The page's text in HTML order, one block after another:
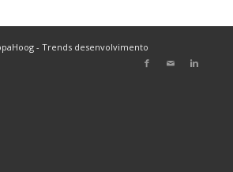
- Trends desenvolvimento